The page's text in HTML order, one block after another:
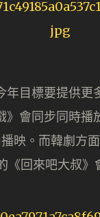
目標要提供更
》會同步同時播
映。而韓劇方
《回來吧大叔》